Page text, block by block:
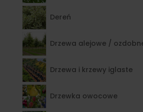
Dereń
Drzewa alejowe /
Drzewa i krzewy iglaste
Drzewka owocowe